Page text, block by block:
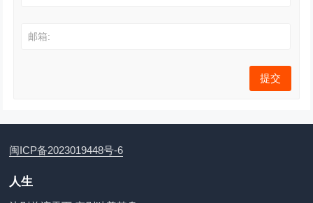
邮箱:
闽ICP备2023019448号-6
人生